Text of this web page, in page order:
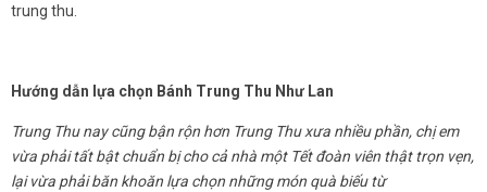
trung thu.
Hướng dẫn lựa chọn Bánh Trung Thu Như Lan
Trung Thu nay cũng bận rộn hơn Trung Thu xưa nhiều phần, chị em
vừa phải tất bật chuẩn bị cho cả nhà một Tết đoàn viên thật trọn vẹn,
lại vừa phải băn khoăn lựa chọn những món quà biếutừ